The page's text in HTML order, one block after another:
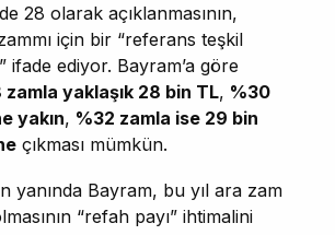
28 olarak açıklanmasının,
için bir “referans teşkil
ifade ediyor. Bayram’a göre
zamla yaklaşık 28 bin TL, %30
yakın, %32 zamla ise 29 bin
çıkması mümkün.
yanında Bayram, bu yıl ara zam
“refah payı” ihtimalini